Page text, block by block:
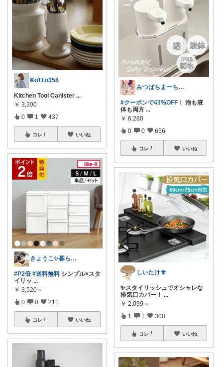
𝗞𝗼𝘁𝘁𝗼358
Kitchen Tool Canister ...
￥ 3,300
0 1 437
コレ いいね
きょうこ✨暮らしをちょっと便利に✨
#P2倍 #送料無料 シンプル×スタ
イリッ ...
￥ 3,520～
0 0 211
コレ いいね
みつばちまーちᵀᴴᴬᴺᴷ ᵞᴼᵁ ◡̈*
#クーポンで43%OFF！ 泡も液
体も両方 ...
￥ 6,280
0 0 656
コレ いいね
しいたけ🍄
✨スタイリッシュでオシャレな
排気口カバー！ ...
￥ 2,099～
1 1 308
コレ いいね